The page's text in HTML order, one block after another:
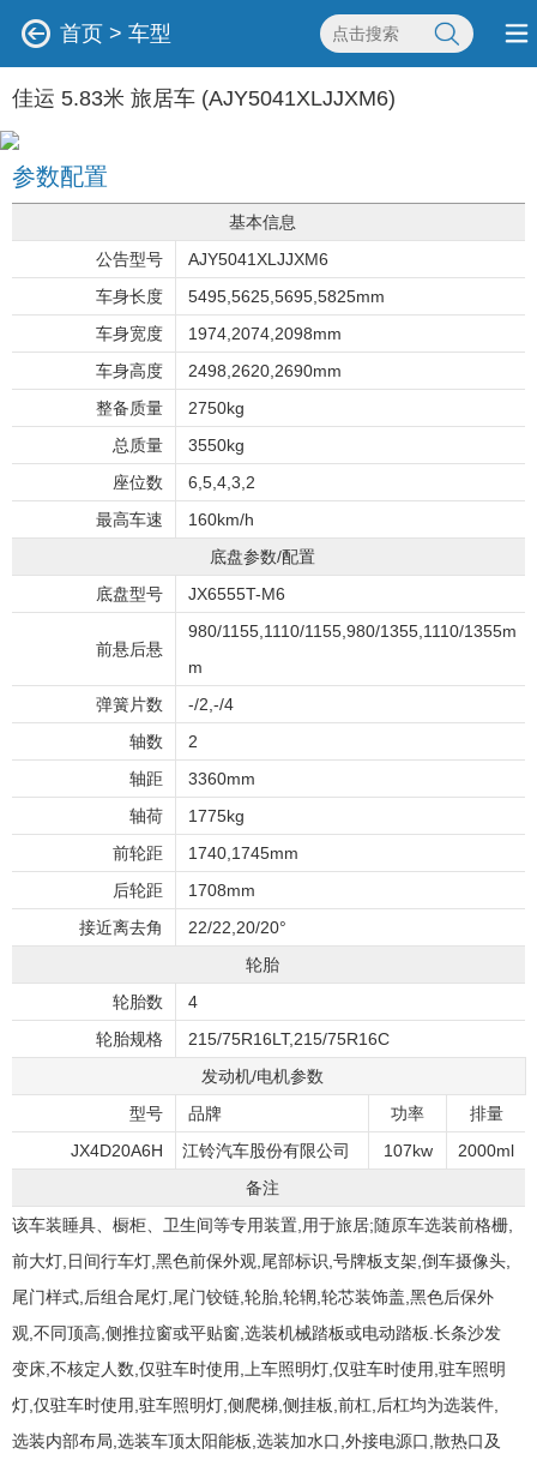
首页 > 车型
佳运 5.83米 旅居车 (AJY5041XLJJXM6)
参数配置
基本信息
公告型号
AJY5041XLJJXM6
车身长度
5495,5625,5695,5825mm
车身宽度
1974,2074,2098mm
车身高度
2498,2620,2690mm
整备质量
2750kg
总质量
3550kg
座位数
6,5,4,3,2
最高车速
160km/h
底盘参数/配置
底盘型号
JX6555T-M6
前悬后悬
980/1155,1110/1155,980/1355,1110/1355m
m
弹簧片数
-/2,-/4
轴数
2
轴距
3360mm
轴荷
1775kg
前轮距
1740,1745mm
后轮距
1708mm
接近离去角
22/22,20/20°
轮胎
轮胎数
4
轮胎规格
215/75R16LT,215/75R16C
发动机/电机参数
型号
品牌 功率
排量
JX4D20A6H
江铃汽车股份有限公司 107kw
2000ml
备注
该车装睡具、橱柜、卫生间等专用装置,用于旅居;随原车选装前格栅,
前大灯,日间行车灯,黑色前保外观,尾部标识,号牌板支架,倒车摄像头,
尾门样式,后组合尾灯,尾门铰链,轮胎,轮辋,轮芯装饰盖,黑色后保外
观,不同顶高,侧推拉窗或平贴窗,选装机械踏板或电动踏板.长条沙发
变床,不核定人数,仅驻车时使用,上车照明灯,仅驻车时使用,驻车照明
灯,仅驻车时使用,驻车照明灯,侧爬梯,侧挂板,前杠,后杠均为选装件,
选装内部布局,选装车顶太阳能板,选装加水口,外接电源口,散热口及